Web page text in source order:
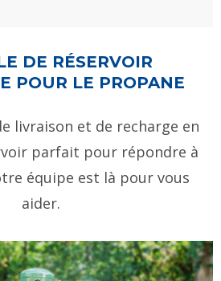
DE RÉSERVOIR
POUR LE PROPANE
livraison et de recharge en
parfait pour répondre à
équipe est là pour vous
aider.